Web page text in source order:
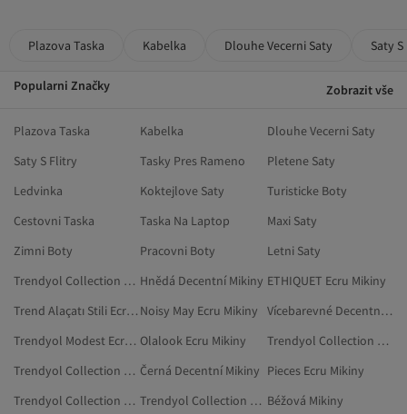
Plazova Taska Kabelka Dlouhe Vecerni Saty Saty
Popularni Značky Zobrazit vše
Plazova Taska Kabelka
Dlouhe Vecerni Saty
Saty S Flitry
Tasky Pres Rameno
Pletene Saty
Ledvinka
Koktejlove Saty
Turisticke Boty
Cestovni Taska
Taska Na Laptop
Maxi Saty
Zimni Boty
Pracovni Boty
Letni Saty
Trendyol Collection Mikiny Nadměrné Velikosti Hnědá Decentní Mikiny ETHIQUET Ecru Mikiny
Trend Alaçatı Stili Ecru Mikiny Noisy May Ecru Mikiny
Vícebarevné Decentní Mikiny
Trendyol Modest Ecru Mikiny Olalook Ecru Mikiny
Trendyol Collection Béžová Mikiny
Trendyol Collection Hnědá Mikiny Černá Decentní Mikiny Pieces Ecru Mikiny
Trendyol Collection Žlutá Mikiny
Trendyol Collection Béžová Mikiny Nadměrné Velikosti Béžová Mikiny